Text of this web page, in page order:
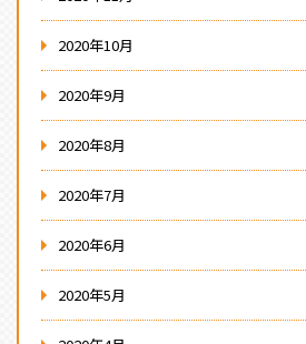
2020年10月
2020年9月
2020年8月
2020年7月
2020年6月
2020年5月